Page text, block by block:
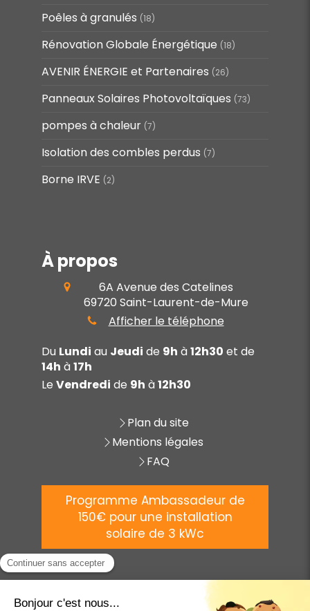
Poêles à granulés (18)
Rénovation Globale Énergétique (18)
AVENIR ÉNERGIE et Partenaires (26)
Panneaux Solaires Photovoltaïques (73)
pompes à chaleur (7)
Isolation des combles perdus (7)
Borne IRVE (2)
À propos
6A Avenue des Catelines
69720 Saint-Laurent-de-Mure
Afficher le téléphone
Du Lundi au Jeudi de 9h à12h30 et de
14h à17h
Le Vendredi de 9h à12h30
Plan du site
Mentions légales
FAQ
Programme Ambassadeur de
150€ pour une installation
solaire de 3 kWc